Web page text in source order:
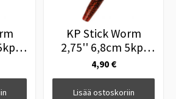
KP Stick Worm
2,75'' 6,8cm 5kpl
164
4,90 €
Lisää ostoskoriin